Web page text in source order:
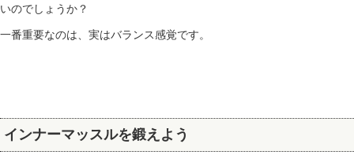
いのでしょうか？
一番重要なのは、実はバランス感覚です。
インナーマッスルを鍛えよう